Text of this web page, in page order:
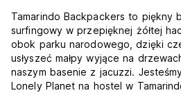
Tamarindo Backpackers to piękny
surfingowy w przepięknej żółtej
obok parku narodowego, dzięki
usłyszeć małpy wyjące na
naszym basenie z jacuzzi.
Lonely Planet na hostel w